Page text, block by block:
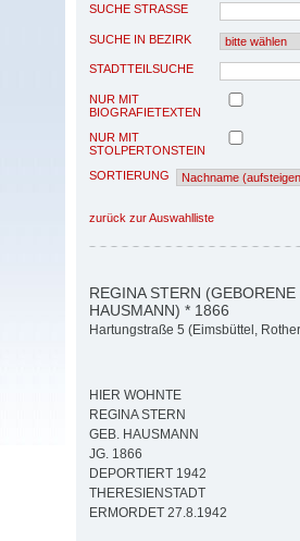
SUCHE STRASSE
SUCHE IN BEZIRK
STADTTEILSUCHE
NUR MIT
BIOGRAFIETEXTEN
NUR MIT
STOLPERTONSTEIN
SORTIERUNG
zurück zur Auswahlliste
REGINA STERN (GEBORENE
HAUSMANN) * 1866
Hartungstraße 5 (Eimsbüttel,
HIER WOHNTE
REGINA STERN
GEB. HAUSMANN
JG. 1866
DEPORTIERT 1942
THERESIENSTADT
ERMORDET 27.8.1942